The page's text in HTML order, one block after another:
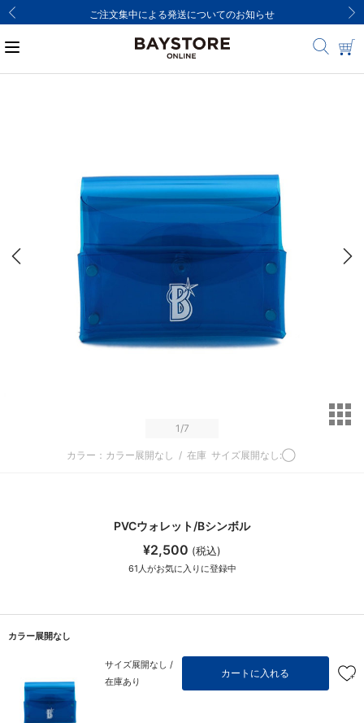
ご注文集中による発送についてのお知らせ
1/7
カラー：カラー展開なし / 在庫 サイズ展開なし:◯
PVCウォレット/Bシンボル
¥2,500 (税込)
61 人がお気に入りに登録中
カラー展開なし
サイズ展開なし /
在庫あり
カートに入れる